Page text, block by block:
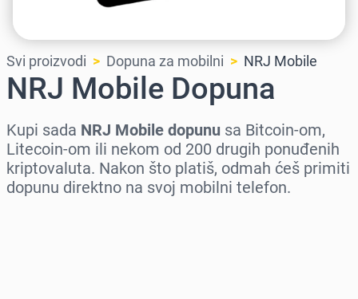
Svi proizvodi Dopuna za mobilni NRJ Mobile
NRJ Mobile Dopuna
Kupi sada NRJ Mobile dopunu sa Bitcoin-om,
Litecoin-om ili nekom od 200 drugih ponuđenih
kriptovaluta. Nakon što platiš, odmah ćeš primiti
dopunu direktno na svoj mobilni telefon.